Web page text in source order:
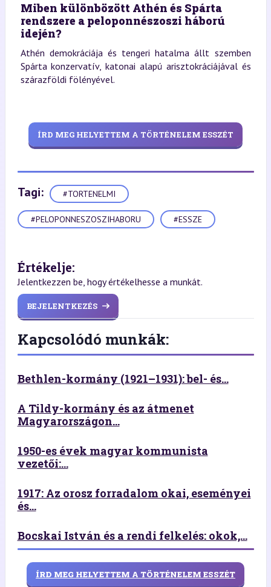
Miben különbözött Athén és Spárta
rendszere a peloponnészoszi háború
idején?
Athén demokráciája és tengeri hatalma állt szemben
Spárta konzervatív, katonai alapú arisztokráciájával és
szárazföldi fölényével.
ÍRD MEG HELYETTEM A TÖRTÉNELEM ESSZÉT
Tagi: #TORTENELMI
#PELOPONNESZOSZIHABORU #ESSZE
Értékelje:
Jelentkezzen be, hogy értékelhesse a munkát.
BEJELENTKEZÉS
Kapcsolódó munkák:
Bethlen-kormány (1921–1931): bel- és...
A Tildy-kormány és az átmenet
Magyarországon...
1950-es évek magyar kommunista
vezetői:...
1917: Az orosz forradalom okai, eseményei
és...
Bocskai István és a rendi felkelés: okok,...
ÍRD MEG HELYETTEM A TÖRTÉNELEM ESSZÉT